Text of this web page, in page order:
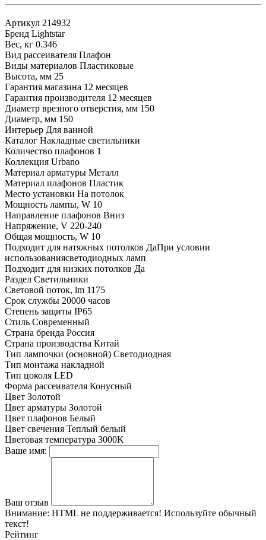
Артикул 214932
Бренд Lightstar
Вес, кг 0.346
Вид рассеивателя Плафон
Виды материалов Пластиковые
Высота, мм 25
Гарантия магазина 12 месяцев
Гарантия производителя 12 месяцев
Диаметр врезного отверстия, мм 150
Диаметр, мм 150
Интерьер Для ванной
Каталог Накладные светильники
Количество плафонов 1
Коллекция Urbano
Материал арматуры Металл
Материал плафонов Пластик
Место установки На потолок
Мощность лампы, W 10
Направление плафонов Вниз
Напряжение, V 220-240
Общая мощность, W 10
Подходит для натяжных потолков ДаПри условии
использованиясветодиодных ламп
Подходит для низких потолков Да
Раздел Светильники
Световой поток, lm 1175
Срок службы 20000 часов
Степень защиты IP65
Стиль Современный
Страна бренда Россия
Страна производства Китай
Тип лампочки (основной) Светодиодная
Тип монтажа накладной
Тип цоколя LED
Форма рассеивателя Конусный
Цвет Золотой
Цвет арматуры Золотой
Цвет плафонов Белый
Цвет свечения Теплый белый
Цветовая температура 3000K
Ваше имя:
Ваш отзыв
Внимание: HTML не поддерживается! Используйте обычный
текст!
Рейтинг